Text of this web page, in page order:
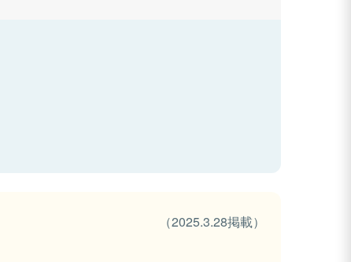
（2025.3.28掲載）